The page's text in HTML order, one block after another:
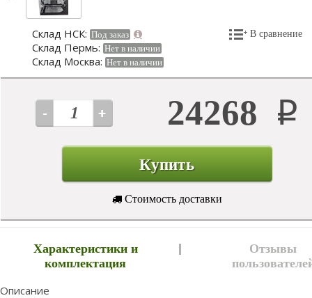
Склад НСК: Под заказ
Склад Пермь: Нет в наличии
Склад Москва: Нет в наличии
В сравнение
24268 Р
Купить
Стоимость доставки
Характеристики и
комплектация
Отзывы
Описание